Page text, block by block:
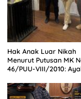
Hak Anak Luar Nikah
Menurut Putusan MK
46/PUU-VIII/2010:
Jawab